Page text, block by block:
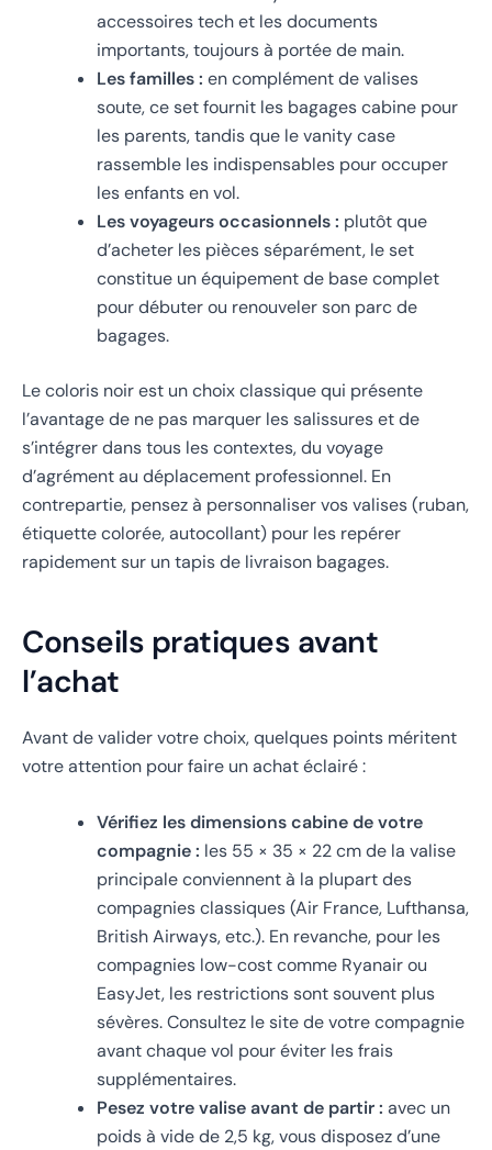
accessoires tech et les documents
importants, toujours à portée de main.
Les familles : en complément de valises
soute, ce set fournit les bagages cabine pour
les parents, tandis que le vanity case
rassemble les indispensables pour occuper
les enfants en vol.
Les voyageurs occasionnels : plutôt que
d’acheter les pièces séparément, le set
constitue un équipement de base complet
pour débuter ou renouveler son parc de
bagages.
Le coloris noir est un choix classique qui présente
l’avantage de ne pas marquer les salissures et de
s’intégrer dans tous les contextes, du voyage
d’agrément au déplacement professionnel. En
contrepartie, pensez à personnaliser vos valises (ruban,
étiquette colorée, autocollant) pour les repérer
rapidement sur un tapis de livraison bagages.
Conseils pratiques avant
l’achat
Avant de valider votre choix, quelques points méritent
votre attention pour faire un achat éclairé :
Vérifiez les dimensions cabine de votre
compagnie : les 55 × 35 × 22 cm de la valise
principale conviennent à la plupart des
compagnies classiques (Air France, Lufthansa,
British Airways, etc.). En revanche, pour les
compagnies low-cost comme Ryanair ou
EasyJet, les restrictions sont souvent plus
sévères. Consultez le site de votre compagnie
avant chaque vol pour éviter les frais
supplémentaires.
Pesez votre valise avant de partir : avec un
poids à vide de 2,5 kg, vous disposez d’une